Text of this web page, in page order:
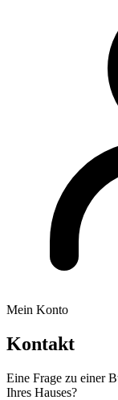
Mein Konto
Kontakt
Eine Frage zu einer
Ihres Hauses?